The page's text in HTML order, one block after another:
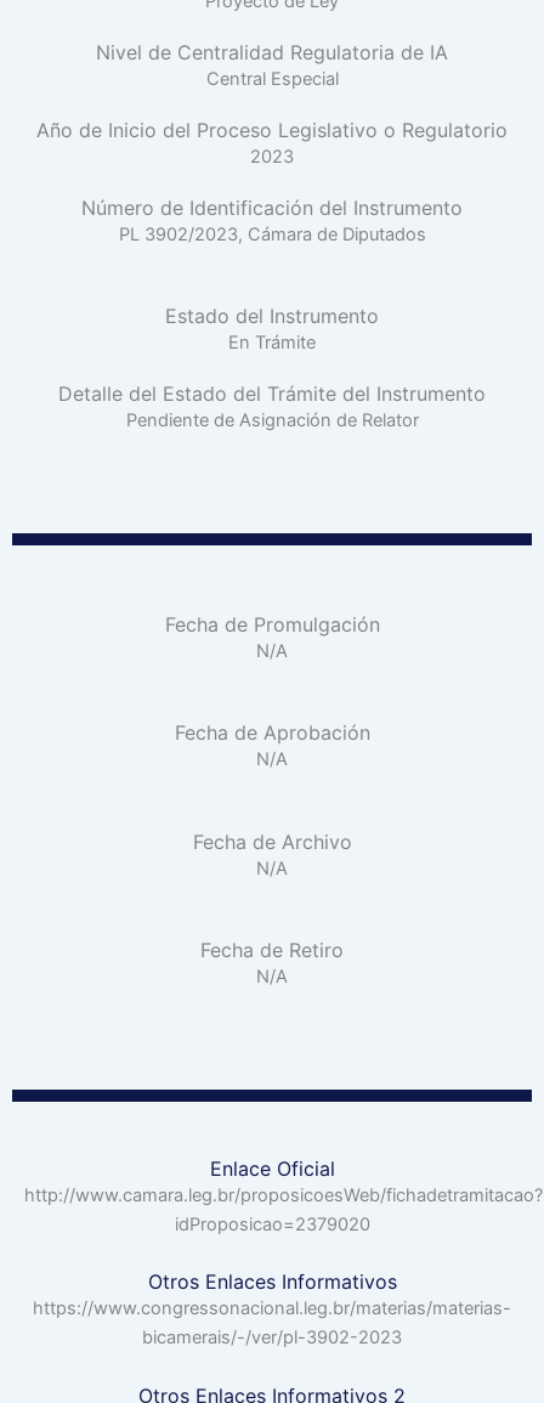
Nivel de Centralidad Regulatoria de IA
Central Especial
Año de Inicio del Proceso Legislativo o Regulatorio
2023
Número de Identificación del Instrumento
PL 3902/2023, Cámara de Diputados
Estado del Instrumento
En Trámite
Detalle del Estado del Trámite del Instrumento
Pendiente de Asignación de Relator
Fecha de Promulgación
N/A
Fecha de Aprobación
N/A
Fecha de Archivo
N/A
Fecha de Retiro
N/A
Enlace Oficial
http://www.camara.leg.br/proposicoesWeb/fichadetramitacao?
idProposicao=2379020
Otros Enlaces Informativos
https://www.congressonacional.leg.br/materias/materias-
bicamerais/-/ver/pl-3902-2023
Otros Enlaces Informativos 2